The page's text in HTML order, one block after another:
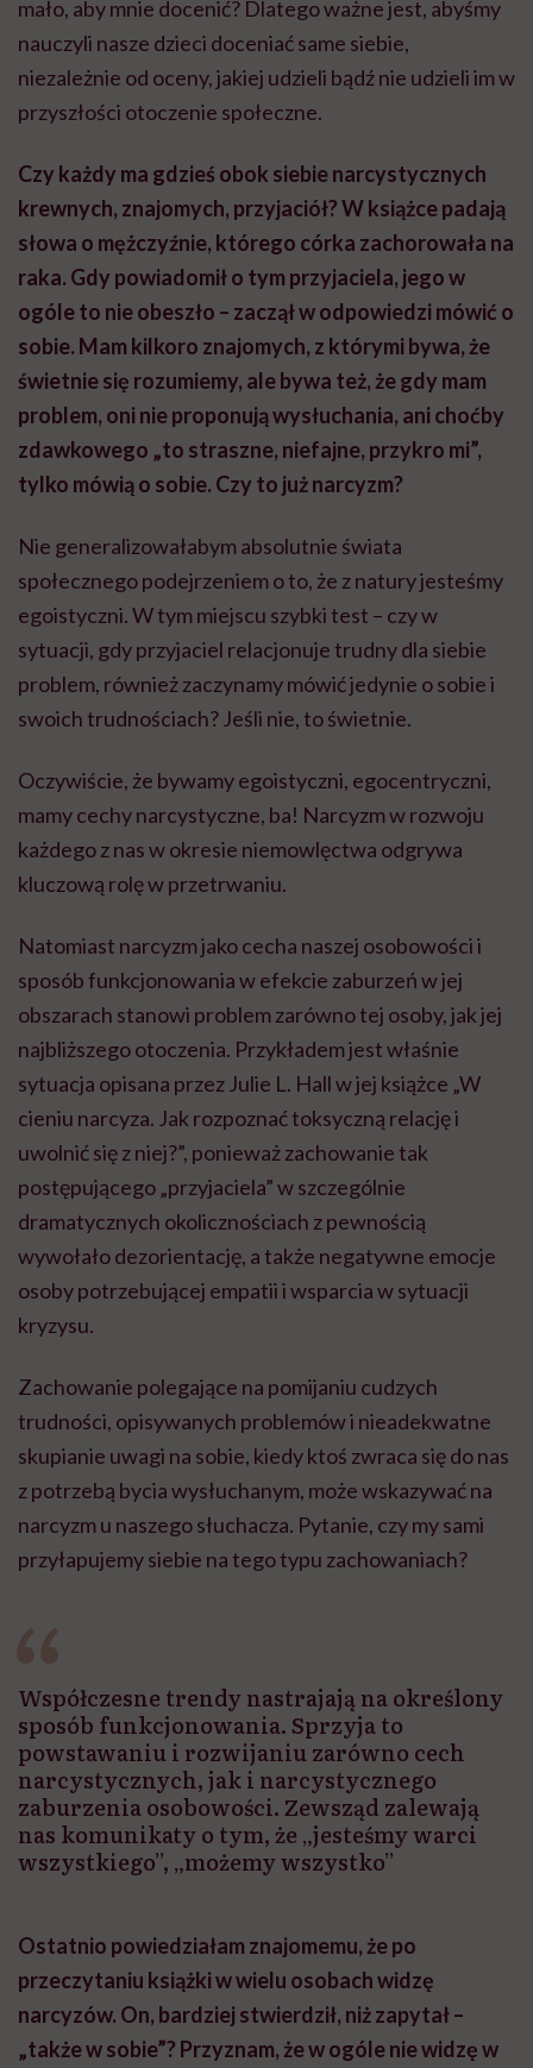
mało, aby mnie docenić? Dlatego ważne jest, abyśmy
nauczyli nasze dzieci doceniać same siebie,
niezależnie od oceny, jakiej udzieli bądź nie udzieli im w
przyszłości otoczenie społeczne.
Czy każdy ma gdzieś obok siebie narcystycznych
krewnych, znajomych, przyjaciół? W książce padają
słowa o mężczyźnie, którego córka zachorowała na
raka. Gdy powiadomił o tym przyjaciela, jego w
ogóle to nie obeszło – zaczął w odpowiedzi mówić o
sobie. Mam kilkoro znajomych, z którymi bywa, że
świetnie się rozumiemy, ale bywa też, że gdy mam
problem, oni nie proponują wysłuchania, ani choćby
zdawkowego „to straszne, niefajne, przykro mi”,
tylko mówią o sobie. Czy to już narcyzm?
Nie generalizowałabym absolutnie świata
społecznego podejrzeniem o to, że z natury jesteśmy
egoistyczni. W tym miejscu szybki test – czy w
sytuacji, gdy przyjaciel relacjonuje trudny dla siebie
problem, również zaczynamy mówić jedynie o sobie i
swoich trudnościach? Jeśli nie, to świetnie.
Oczywiście, że bywamy egoistyczni, egocentryczni,
mamy cechy narcystyczne, ba! Narcyzm w rozwoju
każdego z nas w okresie niemowlęctwa odgrywa
kluczową rolę w przetrwaniu.
Natomiast narcyzm jako cecha naszej osobowości i
sposób funkcjonowania w efekcie zaburzeń w jej
obszarach stanowi problem zarówno tej osoby,jakjej
najbliższego otoczenia. Przykładem jest właśnie
sytuacja opisana przez Julie L. Hall w jej książce „W
cieniu narcyza. Jak rozpoznać toksyczną relację i
uwolnić się z niej?”, ponieważ zachowanie tak
postępującego „przyjaciela” w szczególnie
dramatycznych okolicznościach z pewnością
wywołało dezorientację, a także negatywne emocje
osoby potrzebującej empatii i wsparcia w sytuacji
kryzysu.
Zachowanie polegające na pomijaniu cudzych
trudności, opisywanych problemów i nieadekwatne
skupianie uwagi na sobie, kiedy ktoś zwraca się do nas
z potrzebą bycia wysłuchanym, może wskazywać na
narcyzm u naszego słuchacza. Pytanie, czy my sami
przyłapujemy siebie na tego typu zachowaniach?
Współczesne trendy nastrajają na określony
sposób funkcjonowania. Sprzyja to
powstawaniu i rozwijaniu zarówno cech
narcystycznych, jak i narcystycznego
zaburzenia osobowości. Zewsząd zalewają
nas komunikaty o tym, że „jesteśmy warci
wszystkiego”, „możemy wszystko”
Ostatnio powiedziałam znajomemu, że po
przeczytaniu książki w wielu osobach widzę
narcyzów. On, bardziej stwierdził, niż zapytał –
„także w sobie”? Przyznam, że w ogóle nie widzę w